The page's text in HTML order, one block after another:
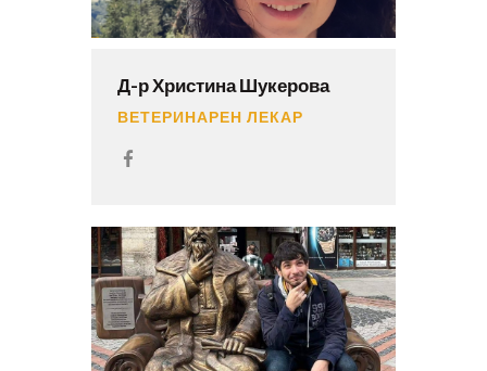
Д-р Христина Шукерова
ВЕТЕРИНАРЕН ЛЕКАР